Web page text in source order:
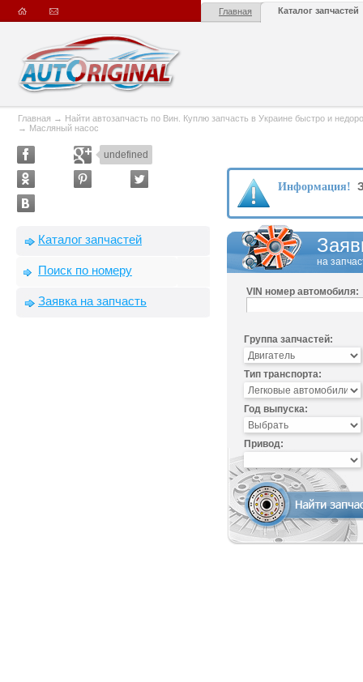
Главная Каталог запчастей
Главная → Найти автозапчасть по Вин. Куплю запчасть в Украине быстро и
→ Масляный насос
undefined
Каталог запчастей
Поиск по номеру
Заявка на запчасть
Информация!
на
VIN номер автомобиля:
Группа запчастей:
Тип транспорта:
Год выпуска:
Привод: